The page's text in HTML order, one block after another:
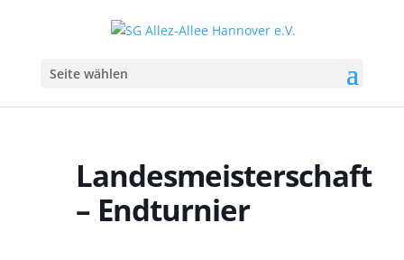
Seite wählen
Landesmeisterschaft
– Endturnier